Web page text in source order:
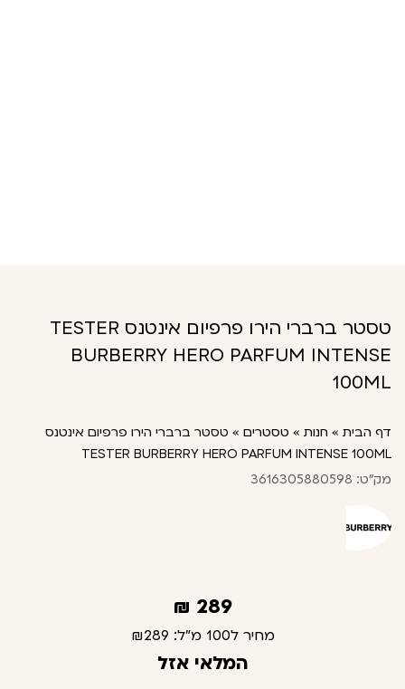
טסטר ברברי הירו פרפיום אינטנס TESTER
BURBERRY HERO PARFUM INTENSE
100ML
דף הבית » חנות » טסטרים » טסטר ברברי הירו פרפיום אינטנס
TESTER BURBERRY HERO PARFUM INTENSE 100ML
מק"ט: 3616305880598
289
₪
מחיר ל100 מ"ל: ₪289
המלאי אזל